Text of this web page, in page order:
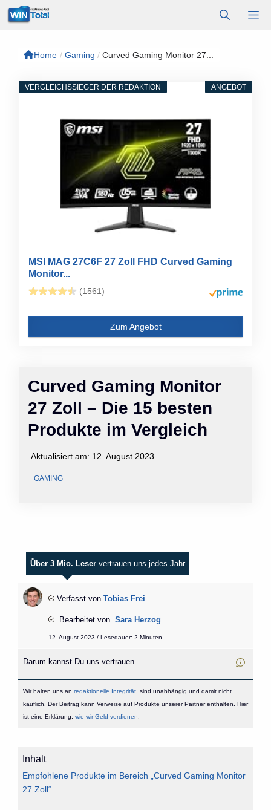
Zum
Inhalt
Home / Gaming / Curved Gaming Monitor 27...
Curved Gaming Monitor
27 Zoll – Die 15 besten
Produkte im Vergleich
Aktualisiert am: 12. August 2023
GAMING
ANGEBOT
VERGLEICHSSIEGER DER REDAKTION
MSI MAG 27C6F 27 Zoll FHD Curved Gaming
Monitor...
(1561)
Zum Angebot
Über 3 Mio. Leser vertrauen uns jedes Jahr
Verfasst von Tobias Frei
Bearbeitet von Sara Herzog
12. August 2023 / Lesedauer: 2 Minuten
Darum kannst Du uns vertrauen
Wir halten uns an redaktionelle Integrität, sind unabhängig und damit nicht
käuflich. Der Beitrag kann Verweise auf Produkte unserer Partner enthalten. Hier
ist eine Erklärung, wie wir Geld verdienen
Inhalt
Empfohlene Produkte im Bereich „Curved Gaming Monitor
27 Zoll“